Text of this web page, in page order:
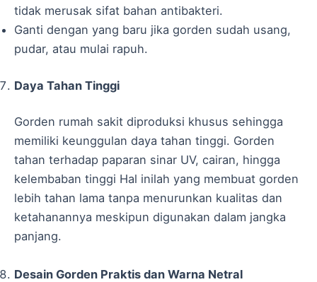
tidak merusak sifat bahan antibakteri.
Ganti dengan yang baru jika gorden sudah usang,
pudar, atau mulai rapuh.
Daya Tahan Tinggi
Gorden rumah sakit diproduksi khusus sehingga
memiliki keunggulan daya tahan tinggi. Gorden
tahan terhadap paparan sinar UV, cairan, hingga
kelembaban tinggi Hal inilah yang membuat gorden
lebih tahan lama tanpa menurunkan kualitas dan
ketahanannya meskipun digunakan dalam jangka
panjang.
Desain Gorden Praktis dan Warna Netral